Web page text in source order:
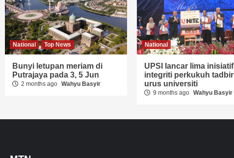
National Top News
Bunyi letupan meriam di
Putrajaya pada 3, 5 Jun
2 months ago Wahyu Basyir
National
UPSI lancar lima inisiatif
integriti perkukuh tadbir
urus universiti
9 months ago Wahyu Basyir